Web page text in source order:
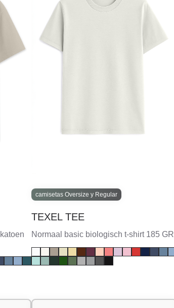
camisetas Oversize y Regular
TEXEL TEE
Normaal basic biologisch t-shirt 185 GR